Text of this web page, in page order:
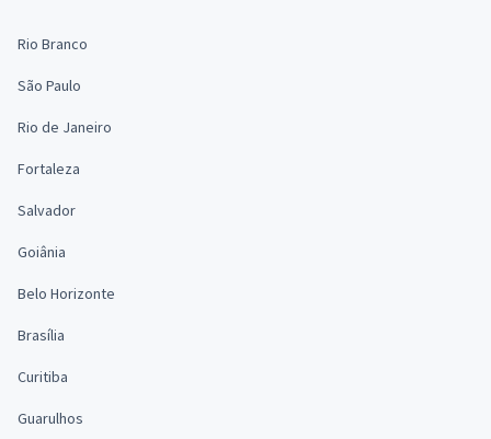
Rio Branco
São Paulo
Rio de Janeiro
Fortaleza
Salvador
Goiânia
Belo Horizonte
Brasília
Curitiba
Guarulhos